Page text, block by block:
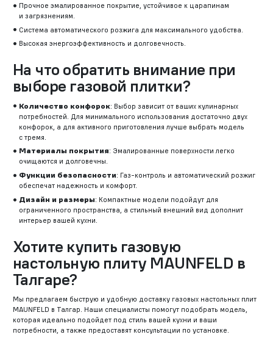
Прочное эмалированное покрытие, устойчивое к царапинам
и загрязнениям.
Система автоматического розжига для максимального удобства.
Высокая энергоэффективность и долговечность.
На что обратить внимание при
выборе газовой плитки?
Количество конфорок: Выбор зависит от ваших кулинарных
потребностей. Для минимального использования достаточно двух
конфорок, а для активного приготовления лучше выбрать модель
с тремя.
Материалы покрытия: Эмалированные поверхности легко
очищаются и долговечны.
Функции безопасности: Газ-контроль и автоматический розжиг
обеспечат надежность и комфорт.
Дизайн и размеры: Компактные модели подойдут для
ограниченного пространства, а стильный внешний вид дополнит
интерьер вашей кухни.
Хотите купить газовую
настольную плиту MAUNFELD в
Талгаре?
Мы предлагаем быструю и удобную доставку газовых настольных плит
MAUNFELD в Талгар. Наши специалисты помогут подобрать модель,
которая идеально подойдет под стиль вашей кухни и ваши
потребности, а также предоставят консультации по установке.